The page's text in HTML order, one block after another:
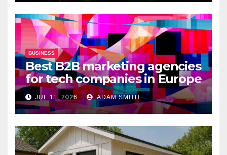
BUSINESS
Best B2B marketing agencies
for tech companies in Europe
JUL 11, 2026 ADAM SMITH